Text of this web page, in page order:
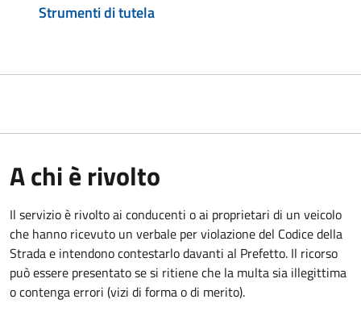
Strumenti di tutela
A chi è rivolto
Il servizio è rivolto ai conducenti o ai proprietari di un veicolo
che hanno ricevuto un verbale per violazione del Codice della
Strada e intendono contestarlo davanti al Prefetto. Il ricorso
può essere presentato se si ritiene che la multa sia illegittima
o contenga errori (vizi di forma o di merito).